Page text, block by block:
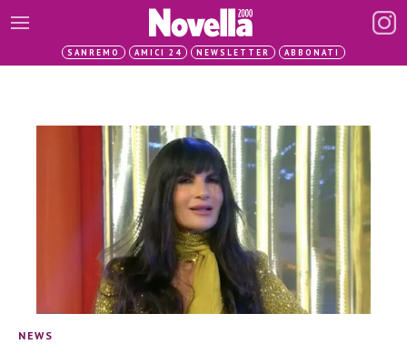
SANREMO AMICI 24 NEWSLETTER ABBONATI
NEWS